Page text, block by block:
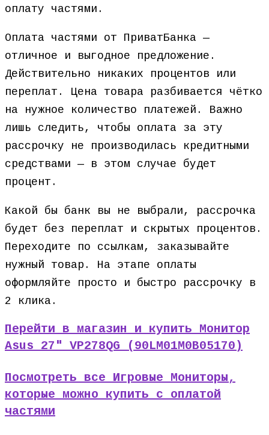
оплату частями.
Оплата частями от ПриватБанка —
отличное и выгодное предложение.
Действительно никаких процентов или
переплат. Цена товара разбивается чётко
на нужное количество платежей. Важно
лишь следить, чтобы оплата за эту
рассрочку не производилась кредитными
средствами — в этом случае будет
процент.
Какой бы банк вы не выбрали, рассрочка
будет без переплат и скрытых процентов.
Переходите по ссылкам, заказывайте
нужный товар. На этапе оплаты
оформляйте просто и быстро рассрочку в
2 клика.
Перейти в магазин и купить Монитор
Asus 27″ VP278QG (90LM01M0B05170)
Посмотреть все Игровые Мониторы,
которые можно купить с оплатой
частями